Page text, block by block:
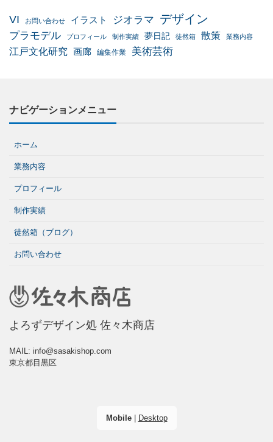
VI お問い合わせ イラスト ジオラマ デザイン
プラモデル プロフィール 制作実績 夢日記 徒然箱 散策 業務内容
江戸文化研究 画廊 編集作業 美術芸術
ナビゲーションメニュー
ホーム
業務内容
プロフィール
制作実績
徒然箱（ブログ）
お問い合わせ
よろずデザイン処 佐々木商店
MAIL: info@sasakishop.com
東京都目黒区
Mobile| Desktop